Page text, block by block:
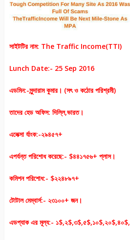
সাইটটির নাম: The Traffic Income(TTI)
Lunch Date:- 25 Sep 2016
এডমিন:-সুন্দারাম কুমার। (সৎ ও কঠোর পরিশ্রমী)
তাদের হেড অফিস: দিল্লি,ভারত।
এলেক্সা র্যাংক:-২৯৪৫৭+
এপর্যন্ত পরিশোধ করেছে:- $৪৪১৭৫৬+ প্লাস।
কমিশন পরিশোধ:- $২২৪৮৯৭+
টোটাল মেম্বার্স:- ২৩১০০+ জন।
এডপ্যাক এর মূল্য:- ১$,২$,৩$,৫$,১০$,২০$,৪০$,